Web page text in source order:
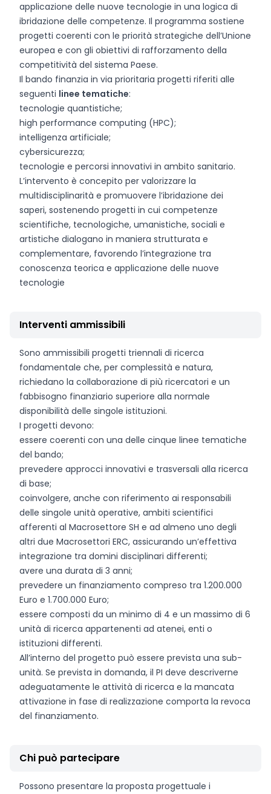
applicazione delle nuove tecnologie in una logica di
ibridazione delle competenze. Il programma sostiene
progetti coerenti con le priorità strategiche dell’Unione
europea e con gli obiettivi di rafforzamento della
competitività del sistema Paese.
Il bando finanzia in via prioritaria progetti riferiti alle
seguenti linee tematiche:
tecnologie quantistiche;
high performance computing (HPC);
intelligenza artificiale;
cybersicurezza;
tecnologie e percorsi innovativi in ambito sanitario.
L’intervento è concepito per valorizzare la
multidisciplinarità e promuovere l’ibridazione dei
saperi, sostenendo progetti in cui competenze
scientifiche, tecnologiche, umanistiche, sociali e
artistiche dialogano in maniera strutturata e
complementare, favorendo l’integrazione tra
conoscenza teorica e applicazione delle nuove
tecnologie
Interventi ammissibili
Sono ammissibili progetti triennali di ricerca
fondamentale che, per complessità e natura,
richiedano la collaborazione di più ricercatori e un
fabbisogno finanziario superiore alla normale
disponibilità delle singole istituzioni.
I progetti devono:
essere coerenti con una delle cinque linee tematiche
del bando;
prevedere approcci innovativi e trasversali alla ricerca
di base;
coinvolgere, anche con riferimento ai responsabili
delle singole unità operative, ambiti scientifici
afferenti al Macrosettore SH e ad almeno uno degli
altri due Macrosettori ERC, assicurando un’effettiva
integrazione tra domini disciplinari differenti;
avere una durata di 3 anni;
prevedere un finanziamento compreso tra 1.200.000
Euro e 1.700.000 Euro;
essere composti da un minimo di 4 e un massimo di 6
unità di ricerca appartenenti ad atenei, enti o
istituzioni differenti.
All’interno del progetto può essere prevista una sub-
unità. Se prevista in domanda, il PI deve descriverne
adeguatamente le attività di ricerca e la mancata
attivazione in fase di realizzazione comporta la revoca
del finanziamento.
Chi può partecipare
Possono presentare la proposta progettuale i